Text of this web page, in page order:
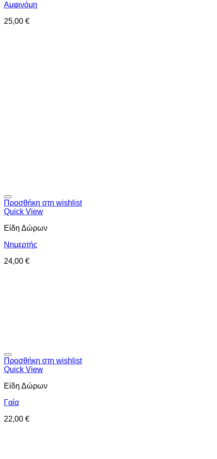
Αμφινόμη
25,00 €
Προσθήκη στη wishlist
Quick View
Είδη Δώρων
Νημερτής
24,00 €
Προσθήκη στη wishlist
Quick View
Είδη Δώρων
Γαία
22,00 €